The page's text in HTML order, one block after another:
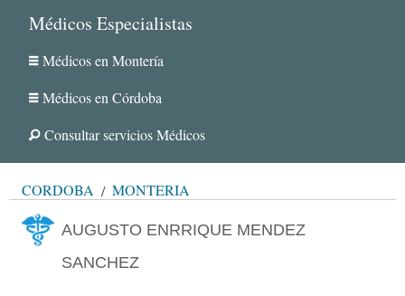
Médicos Especialistas
Médicos en Montería
Médicos en Córdoba
Consultar servicios Médicos
CÓRDOBA MONTERÍA
AUGUSTO ENRRIQUE MENDEZ
SANCHEZ